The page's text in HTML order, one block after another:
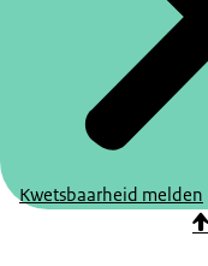
Kwetsbaarheid melden